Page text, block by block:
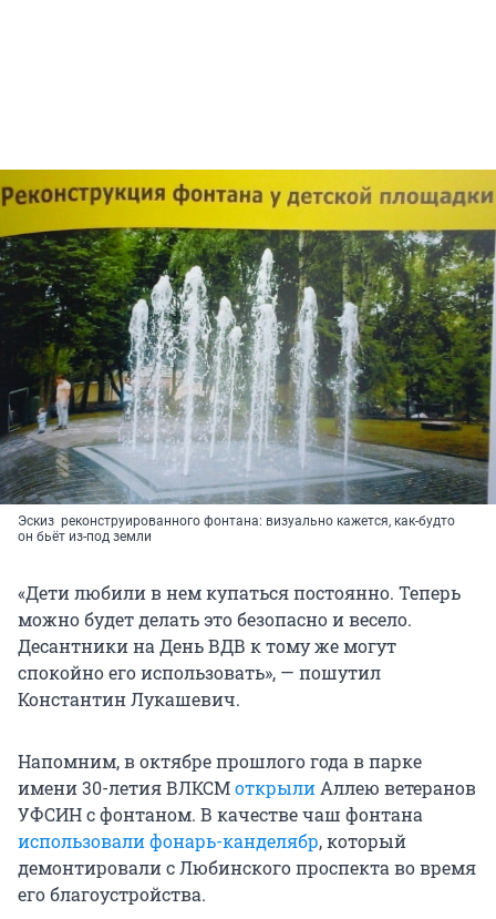
Эскиз реконструированного фонтана: визуально кажется, как-будто
он бьёт из-под земли
«Дети любили в нем купаться постоянно. Теперь
можно будет делать это безопасно и весело.
Десантники на День ВДВ к тому же могут
спокойно его использовать», — пошутил
Константин Лукашевич.
Напомним, в октябре прошлого года в парке
имени 30-летия ВЛКСМоткрыли Аллею ветеранов
УФСИН с фонтаном. В качестве чаш фонтана
использовали фонарь-канделябр, который
демонтировали с Любинского проспекта во время
его благоустройства.